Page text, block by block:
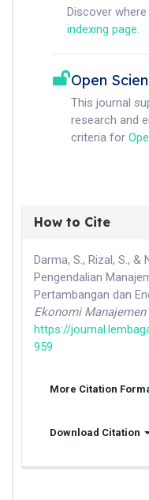
Discover
indexing page.
Open
This journal
research and
criteria for
How to Cite
Darma, S., Rizal, S., &
Pengendalian
Pertambangan dan
Ekonomi Manajemen
https://
959
More Citation
Download Citation